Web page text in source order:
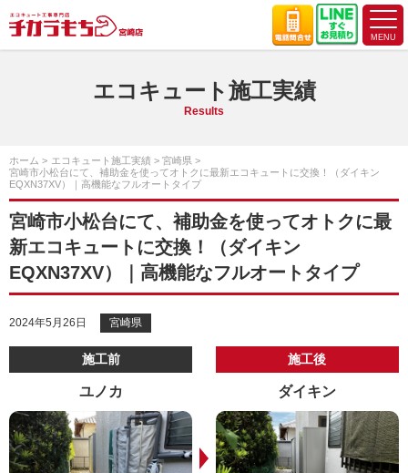
エコキュート施工実績
Results
ホーム エコキュート施工実績
宮崎県
宮崎市小松台にて、補助金を使ってオトクに最新エコキュートに交換！（ダイキン
EQXN37XV）｜高機能なフルオートタイプ
宮崎市小松台にて、補助金を使ってオトクに最
新エコキュートに交換！（ダイキン
EQXN37XV）｜高機能なフルオートタイプ
2024年5月26日 宮崎県
施工前
ユノカ
施工後
ダイキン